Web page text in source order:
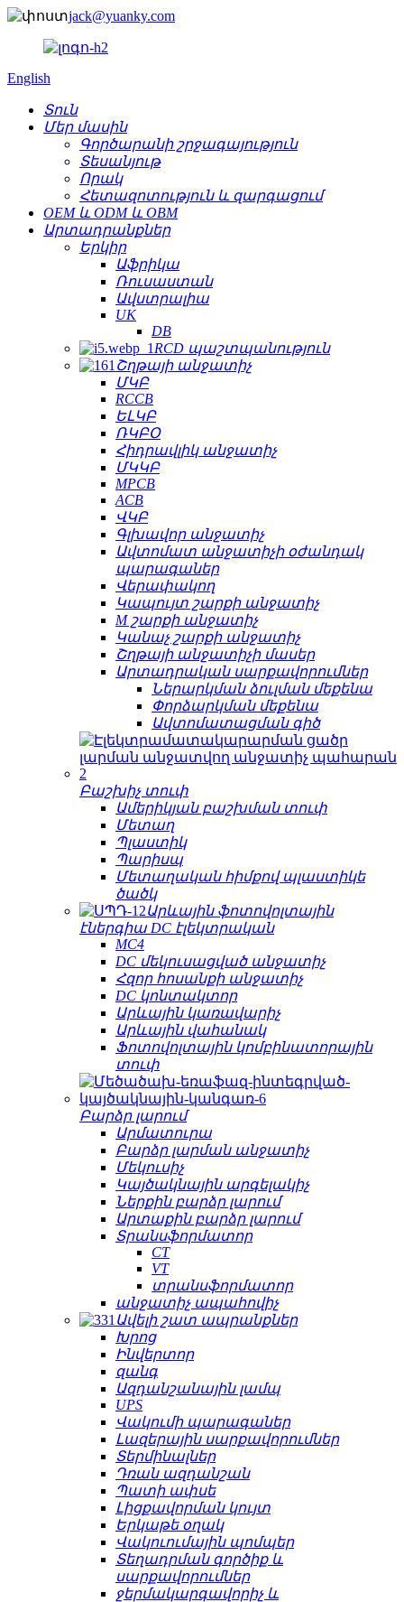
jack@yuanky.com
English
Տուն
Մեր մասին
Գործարանի շրջագայություն
Տեսանյութ
Որակ
Հետազոտություն և զարգացում
OEM և ODM և OBM
Արտադրանքներ
Երկիր
Աֆրիկա
Ռուսաստան
Ավստրալիա
UK
DB
RCD պաշտպանություն
Շղթայի անջատիչ
ՄԿԲ
RCCB
ԵԼԿԲ
ՌԿԲՕ
Հիդրավլիկ անջատիչ
ՄԿԿԲ
MPCB
ACB
ՎԿԲ
Գլխավոր անջատիչ
Ավտոմատ անջատիչի օժանդակ
պարագաներ
Վերափակող
Կապույտ շարքի անջատիչ
M շարքի անջատիչ
Կանաչ շարքի անջատիչ
Շղթայի անջատիչի մասեր
Արտադրական սարքավորումներ
Ներարկման ձուլման մեքենա
Փորձարկման մեքենա
Ավտոմատացման գիծ
Բաշխիչ տուփ
Ամերիկյան բաշխման տուփ
Մետաղ
Պլաստիկ
Պարիսպ
Մետաղական հիմքով պլաստիկե
ծածկ
Արևային ֆոտովոլտային
էներգիա DC էլեկտրական
MC4
DC մեկուսացված անջատիչ
Հզոր հոսանքի անջատիչ
DC կոնտակտոր
Արևային կառավարիչ
Արևային վահանակ
Ֆոտովոլտային կոմբինատորային
տուփ
Բարձր լարում
Արմատուրա
Բարձր լարման անջատիչ
Մեկուսիչ
Կայծակնային արգելակիչ
Ներքին բարձր լարում
Արտաքին բարձր լարում
Տրանսֆորմատոր
CT
VT
տրանսֆորմատոր
անջատիչ ապահովիչ
Ավելի շատ ապրանքներ
Խրոց
Ինվերտոր
զանգ
Ազդանշանային լամպ
UPS
Վակումի պարագաներ
Լազերային սարքավորումներ
Տերմինալներ
Դռան ազդանշան
Պատի ափսե
Լիցքավորման կույտ
Երկաթե օղակ
Վակուումային պոմպեր
Տեղադրման գործիք և
սարքավորումներ
ջերմակարգավորիչ և